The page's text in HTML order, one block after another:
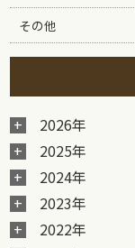
その他
2026年
2025年
2024年
2023年
2022年